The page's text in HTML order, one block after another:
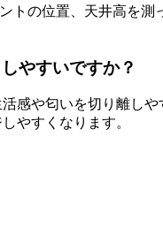
トの位置、天井高を
やすいですか？
感や匂いを切り離し
やすくなります。